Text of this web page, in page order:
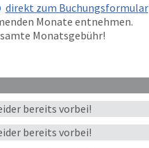
direkt zum Buchungsformular
Monate entnehmen.
Monatsgebühr!
bereitsvorbei!
bereitsvorbei!